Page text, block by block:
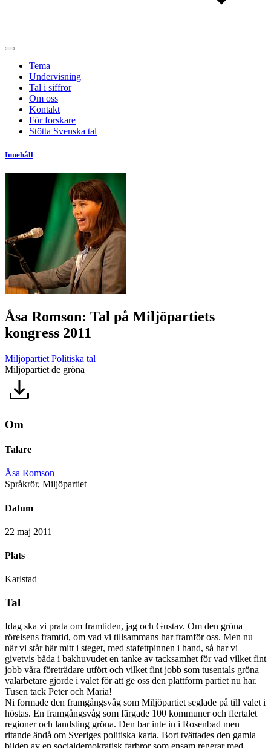
Tema
Undervisning
Tal i siffror
Om oss
Kontakt
För forskare
Stötta Svenska tal
Innehåll
Åsa Romson: Tal på Miljöpartiets
kongress 2011
Miljöpartiet Politiska tal
Miljöpartiet de gröna
Om
Talare
Åsa Romson
Språkrör, Miljöpartiet
Datum
22 maj 2011
Plats
Karlstad
Tal
Idag ska vi prata om framtiden, jag och Gustav. Om den gröna
rörelsens framtid, om vad vi tillsammans har framför oss. Men nu
när vi står här mitt i steget, med stafettpinnen i hand, så har vi
givetvis båda i bakhuvudet en tanke av tacksamhet för vad vilket fint
jobb våra företrädare utfört och vilket fint jobb som tusentals gröna
valarbetare gjorde i valet för att ge oss den plattform partiet nu har.
Tusen tack Peter och Maria!
Ni formade den framgångsvåg som Miljöpartiet seglade på till valet i
höstas. En framgångsvåg som färgade 100 kommuner och flertalet
regioner och landsting gröna. Den bar inte in i Rosenbad men
ritande ändå om Sveriges politiska karta. Bort tvättades den gamla
bilden av en socialdemokratisk farbror som ensam regerar med